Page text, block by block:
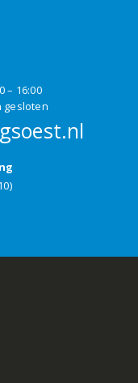
– 16:00
gesloten